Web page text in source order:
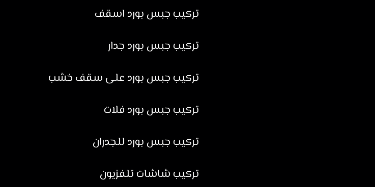
تركيب جبس بورد اسقف
تركيب جبس بورد جدار
تركيب جبس بورد على سقف خشب
تركيب جبس بورد فلات
تركيب جبس بورد للجدران
تركيب شاشات تلفزيون